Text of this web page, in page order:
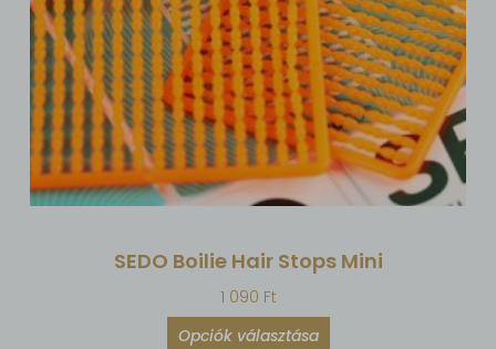
SEDO Boilie Hair Stops Mini
1 090 Ft
Opciók választása